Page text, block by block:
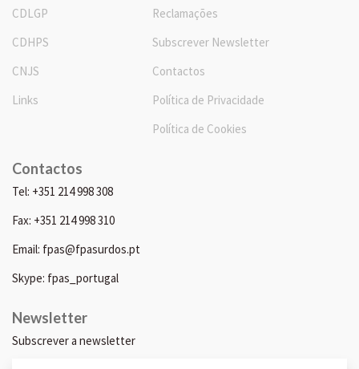
CDLGP
CDHPS
CNJS
Links
Reclamações
Subscrever Newsletter
Contactos
Política de Privacidade
Política de Cookies
Contactos
Tel: +351 214 998 308
Fax: +351 214 998 310
Email: fpas@fpasurdos.pt
Skype: fpas_portugal
Newsletter
Subscrever a newsletter